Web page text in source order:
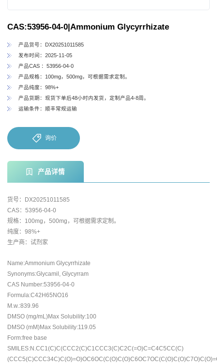
CAS:53956-04-0|Ammonium Glycyrrhizate
产品货号：DX20251011585
发布时间：2025-11-05
产品CAS ：53956-04-0
产品规格：100mg，500mg，可根据需求定制。
产品纯度：98%+
产品货期：现货下单后48小时内发货，定制产品4-8周。
运输条件：顺丰常规运输
询价
产品详情
货号：DX20251011585
CAS：53956-04-0
规格：100mg，500mg，可根据需求定制。
纯度：98%+
生产商：试剂家
Name:Ammonium Glycyrrhizate
Synonyms:Glycamil, Glycyrram
CAS Number:53956-04-0
Formula:C42H65NO16
M.w.:839.96
DMSO (mg/mL)Max Solubility:100
DMSO (mM)Max Solubility:119.05
Form:free base
SMILES:N.CC1(C)C(CCC2(C)C1CCC3(C)C2C(=O)C=C4C5CC(C)